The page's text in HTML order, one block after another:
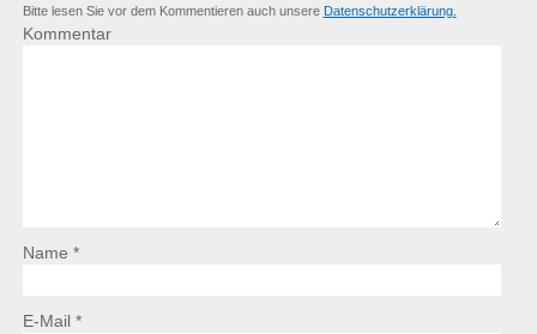
Bitte lesen Sie vor dem Kommentieren auch unsere Datenschutzerklärung.
Kommentar
Name *
E-Mail *